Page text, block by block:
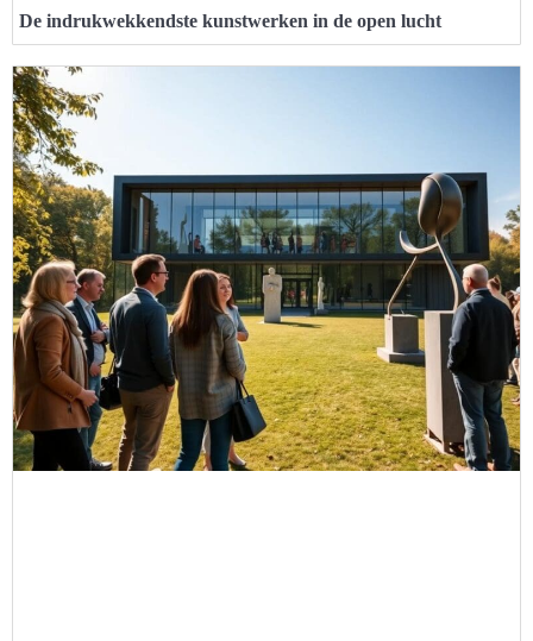
De indrukwekkendste kunstwerken in de open lucht